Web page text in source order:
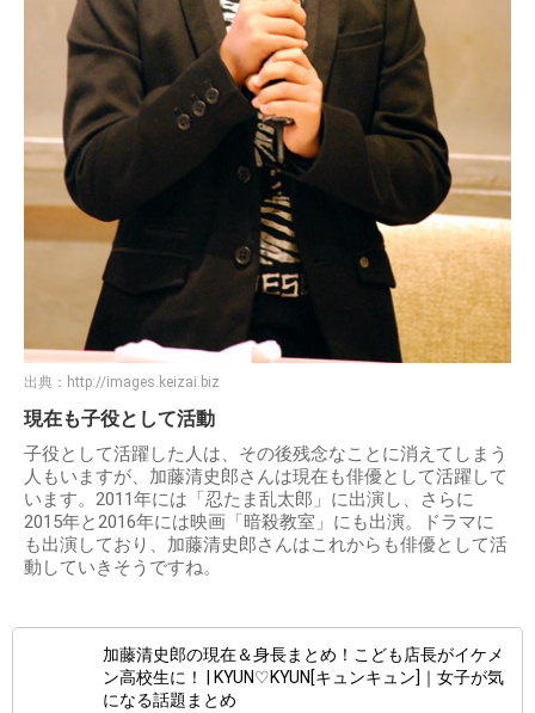
出典： http://images.keizai.biz
現在も子役として活動
子役として活躍した人は、その後残念なことに消えてしまう
人もいますが、加藤清史郎さんは現在も俳優として活躍して
います。2011年には「忍たま乱太郎」に出演し、さらに
2015年と2016年には映画「暗殺教室」にも出演。ドラマに
も出演しており、加藤清史郎さんはこれからも俳優として活
動していきそうですね。
加藤清史郎の現在＆身長まとめ！こども店長がイケメ
ン高校生に！ | KYUN♡KYUN[キュンキュン]｜女子が気
になる話題まとめ